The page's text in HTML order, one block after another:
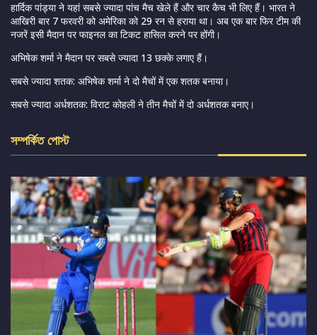
हार्दिक पांड्याने यहां सबसे ज्यादा पांच मैच खेले हैं और चार कैच भी लिए हैं। भारत ने
आखिरी बार 7 फरवरी को अमेरिका को 29 रन से हराया था। अब एक बार फिर टीम की
नजरें इसी मैदान पर फाइनल का टिकट हासिल करने पर होंगी।
अभिषेक शर्मा ने मैदान पर सबसे ज्यादा 13 छक्के लगाए हैं।
सबसे ज्यादा शतक: अभिषेक शर्मा ने दो मैचों में एक शतक बनाया।
सबसे ज्यादा अर्धशतक: विराट कोहली ने तीन मैचों में दो अर्धशतक बनाए।
সম্পর্কিত পোস্ট